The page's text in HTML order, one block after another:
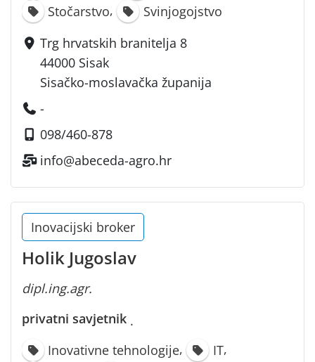
Stočarstvo,
Svinjogojstvo
Trg hrvatskih branitelja 8
44000 Sisak
Sisačko-moslavačka županija
-
098/460-878
info@abeceda-agro.hr
Inovacijski broker
Holik Jugoslav
dipl.ing.agr.
privatni savjetnik ·
Inovativne tehnologije, IT,